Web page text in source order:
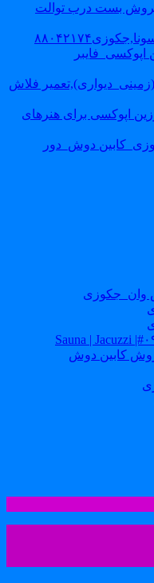
بست درب توالت
فلاش
اپوکسی برای هنرهای
دوش_دور